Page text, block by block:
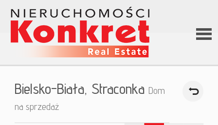
Bielsko-Biała, Straconka Dom
na sprzedaż